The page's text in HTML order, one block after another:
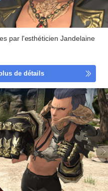
par l'esthéticien Jandelaine
de détails